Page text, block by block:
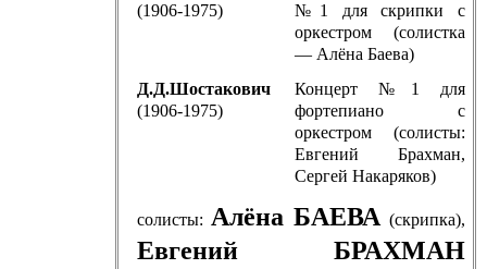
(1906-1975)
№1 для скрипки с
оркестром (солистка
— Алёна Баева)
Д.Д.Шостакович
(1906-1975)
Концерт №1 для
фортепиано с
оркестром (солисты:
Евгений Брахман,
Сергей Накаряков)
солисты: Алёна БАЕВА(скрипка),
Евгений БРАХМАН